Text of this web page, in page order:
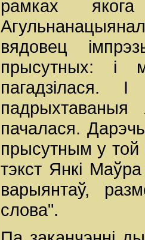
рамках
вядовец
прысутных: і
пагадзілася.
пачалася.
прысутным у той
тэкст Янкі
варыянтаў,
слова".